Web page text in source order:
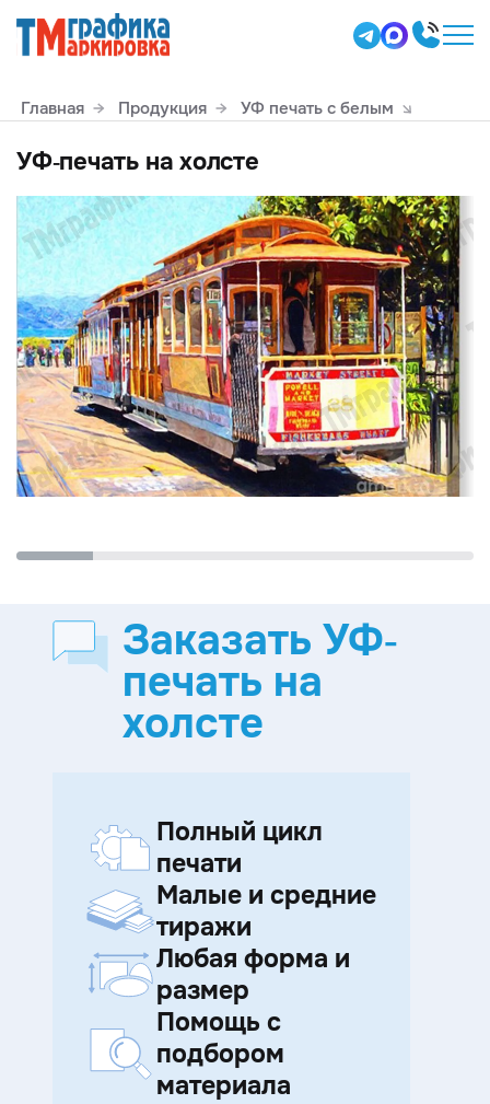
Главная Продукция УФ печать с белым
УФ-печать на холсте
Заказать УФ-
печать на
холсте
Полный цикл
печати
Малые и средние
тиражи
Любая форма и
размер
Помощь с
подбором
материала